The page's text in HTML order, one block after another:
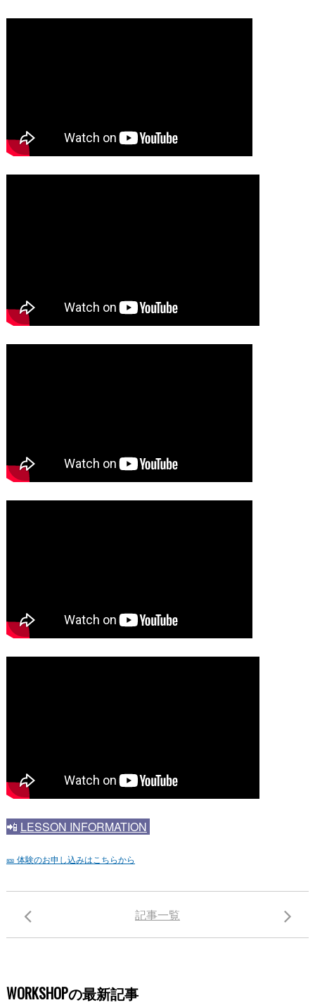
📲 LESSON INFORMATION
🎫 体験のお申し込みはこちらから
記事一覧
WORKSHOPの最新記事